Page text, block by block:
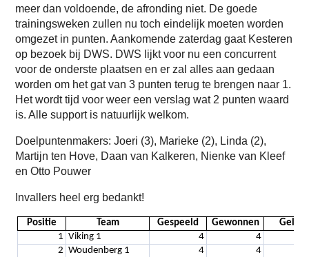
meer dan voldoende, de afronding niet. De goede
trainingsweken zullen nu toch eindelijk moeten worden
omgezet in punten. Aankomende zaterdag gaat Kesteren
op bezoek bij DWS. DWS lijkt voor nu een concurrent
voor de onderste plaatsen en er zal alles aan gedaan
worden om het gat van 3 punten terug te brengen naar 1.
Het wordt tijd voor weer een verslag wat 2 punten waard
is. Alle support is natuurlijk welkom.
Doelpuntenmakers: Joeri (3), Marieke (2), Linda (2),
Martijn ten Hove, Daan van Kalkeren, Nienke van Kleef
en Otto Pouwer
Invallers heel erg bedankt!
Positie Team Gespeeld Gewonnen
Gelijk
1 Viking 1 4
4
2 Woudenberg 1 4 4